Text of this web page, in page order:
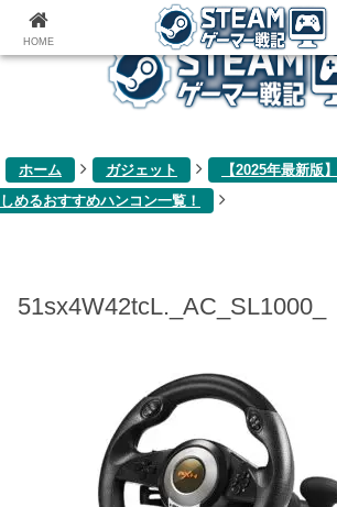
ゲーム関連雑記ブログ
ホーム ガジェット
【2025年最新版
しめるおすすめハンコン一覧！
51sx4W42tcL._AC_SL1000_
HOME